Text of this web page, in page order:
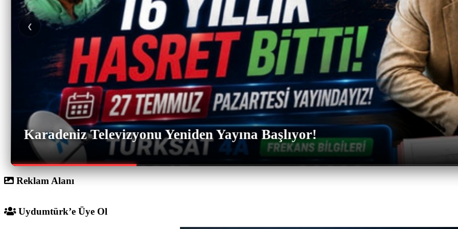
❮
Karadeniz Televizyonu Yeniden Yayına Başlıyor!
Reklam Alanı
Uydumtürk’e Üye Ol